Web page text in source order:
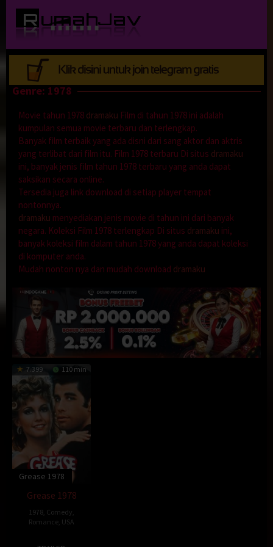
Loncat
konten
Genre: 1978
Movie tahun 1978 dramaku Film di tahun 1978 ini adalah
kumpulan semua movie terbaru dan terlengkap.
Banyak film terbaik yang ada disni dari sang aktor dan aktris
yang terlibat dari film itu. Film 1978 terbaru Di situs dramaku
ini, banyak jenis film tahun 1978 terbaru yang anda dapat
saksikan secara online.
Tersedia juga link download di setiap player tempat
nontonnya.
dramaku menyediakan jenis movie di tahun ini dari banyak
negara. Koleksi Film 1978 terlengkap Di situs dramaku ini,
banyak koleksi film dalam tahun 1978 yang anda dapat koleksi
di komputer anda.
Mudah nonton nya dan mudah download dramaku
7.399 110 min
Grease 1978
Grease 1978
1978 Comedy
Romance USA